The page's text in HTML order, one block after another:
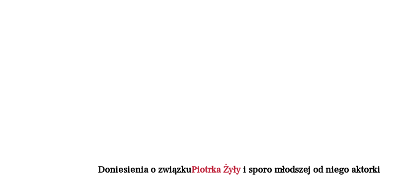
Doniesienia o związkuPiotrka Żyłyi sporo młodszej od niego aktorki